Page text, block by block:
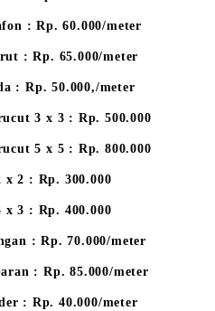
: Rp. 60.000/meter
: Rp. 65.000/meter
: Rp. 50.000,/meter
3 x 3 : Rp. 500.000
5 x 5 : Rp. 800.000
x 2 : Rp. 300.000
x 3 : Rp. 400.000
: Rp. 70.000/meter
: Rp. 85.000/meter
: Rp. 40.000/meter